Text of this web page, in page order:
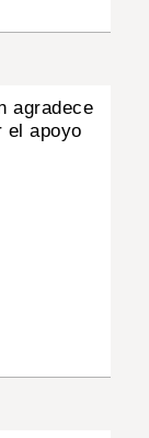
agradece
el apoyo